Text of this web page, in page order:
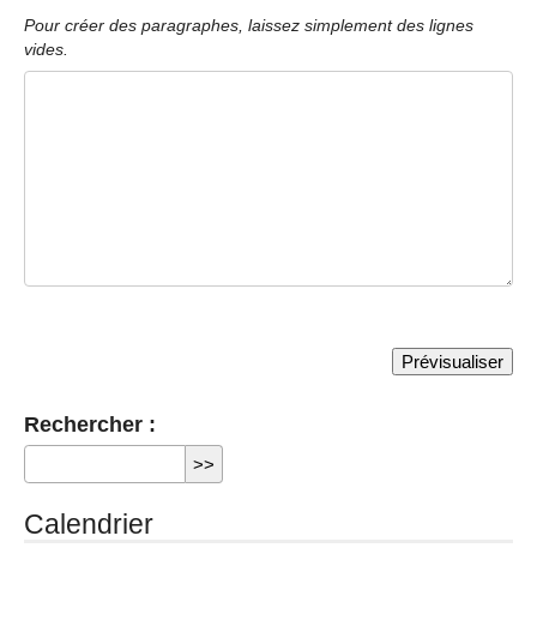
Pour créer des paragraphes, laissez simplement des lignes
vides.
Rechercher :
Calendrier